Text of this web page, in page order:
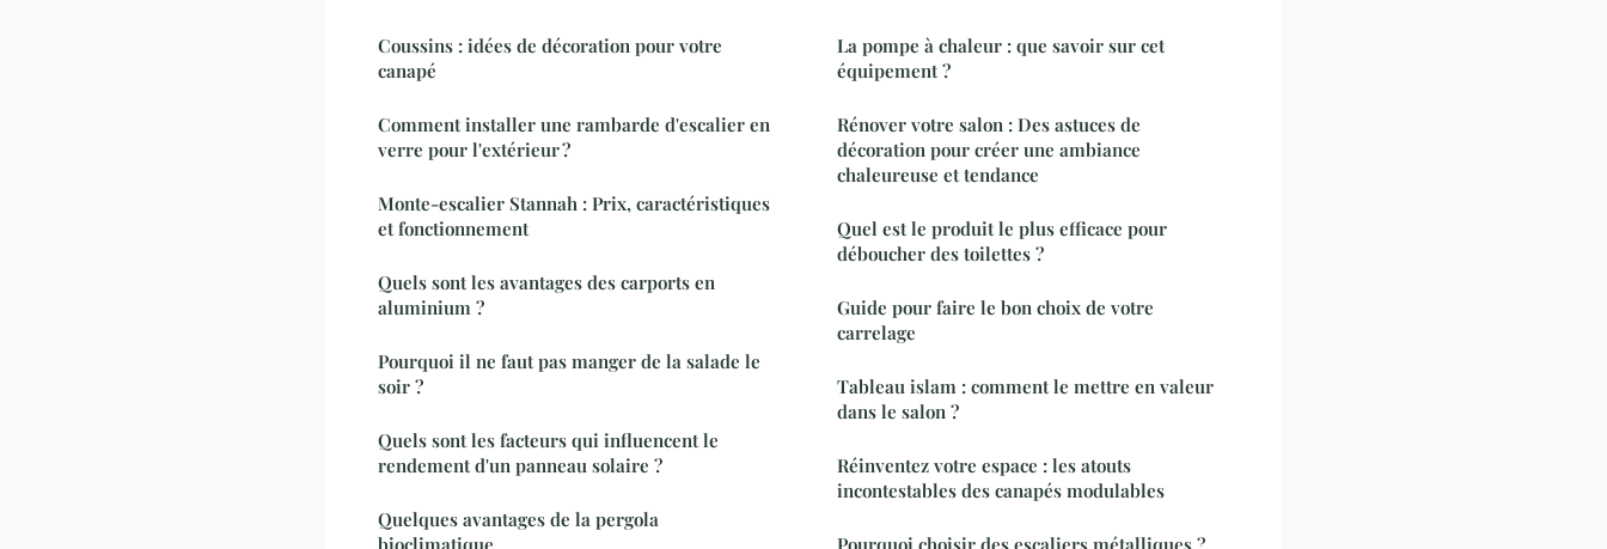
Coussins : idées de décoration pour votre
canapé
Comment installer une rambarde d'escalier en
verre pour l'extérieur ?
Monte-escalier Stannah : Prix, caractéristiques
et fonctionnement
Quels sont les avantages des carports en
aluminium ?
Pourquoi il ne faut pas manger de la salade le
soir ?
Quels sont les facteurs qui influencent le
rendement d'un panneau solaire ?
Quelques avantages de la pergola
La pompe à chaleur : que savoir sur cet
équipement ?
Rénover votre salon : Des astuces de
décoration pour créer une ambiance
chaleureuse et tendance
Quel est le produit le plus efficace pour
déboucher des toilettes ?
Guide pour faire le bon choix de votre
carrelage
Tableau islam : comment le mettre en valeur
dans le salon ?
Réinventez votre espace : les atouts
incontestables des canapés modulables